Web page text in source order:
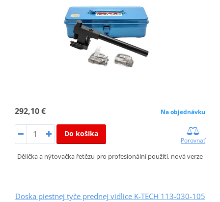
292,10 € Na objednávku
Do košíka
Porovnať
Dělička a nýtovačka řetězu pro profesionální použití, nová verze
Doska piestnej tyče prednej vidlice K-TECH 113-030-105